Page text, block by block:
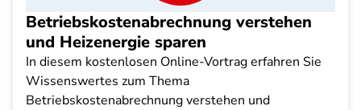
Betriebskostenabrechnung verstehen
und Heizenergie sparen
In diesem kostenlosen Online-Vortrag erfahren Sie
Wissenswertes zum Thema
Betriebskostenabrechnung verstehen und